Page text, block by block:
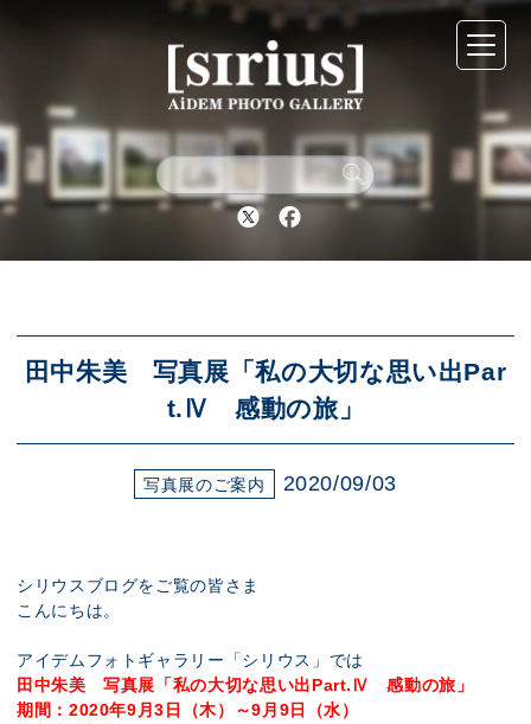
Twitter Facebook
田中朱美 写真展「私の大切な思い出Par
t.Ⅳ 感動の旅」
写真展のご案内 2020/09/03
シリウスブログをご覧の皆さま
こんにちは。
アイデムフォトギャラリー「シリウス」では
田中朱美 写真展「私の大切な思い出Part.Ⅳ 感動の旅」
期間：2020年9月3日（木）～9月9日（水）
シリウスについて
展示スケジュール
アクセス
ブログ